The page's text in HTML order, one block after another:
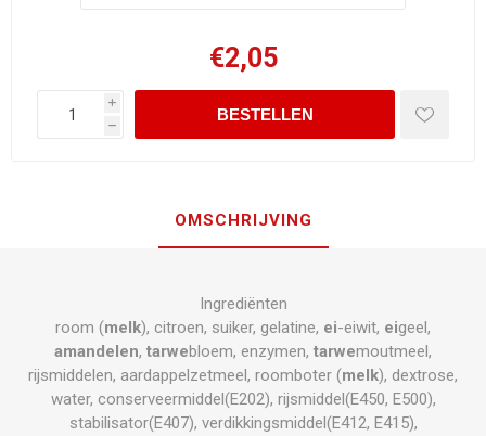
€2,05
i
h
OMSCHRIJVING
Ingrediënten
room (melk), citroen, suiker, gelatine, ei-eiwit, eigeel,
amandelen, tarwebloem, enzymen, tarwemoutmeel,
rijsmiddelen, aardappelzetmeel, roomboter (melk), dextrose,
water, conserveermiddel(E202), rijsmiddel(E450, E500),
stabilisator(E407), verdikkingsmiddel(E412, E415),